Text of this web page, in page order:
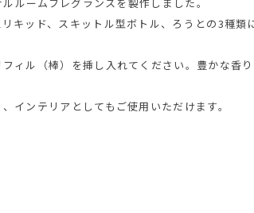
キッド、スキットル型ボトル、ろうとの3種類
ィル（棒）を挿し入れてください。豊かな香
インテリアとしてもご使用いただけます。